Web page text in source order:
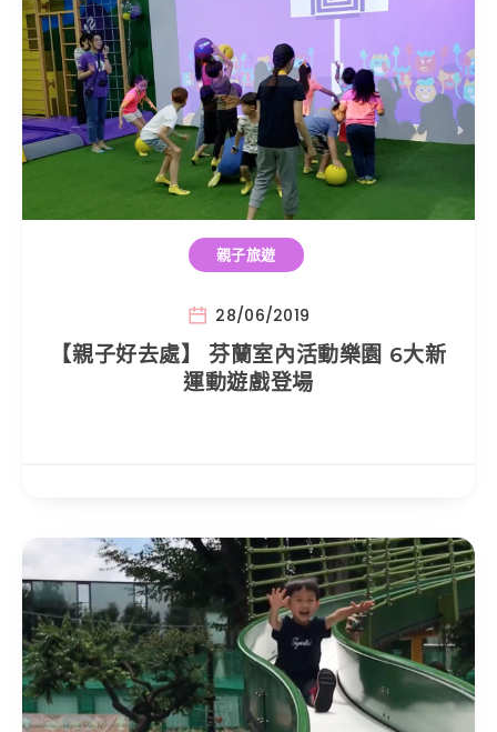
親子旅遊
28/06/2019
【親子好去處】 芬蘭室內活動樂園 6大新
運動遊戲登場